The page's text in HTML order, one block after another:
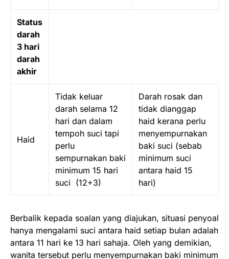
Status
darah
3 hari
darah
akhir
Haid
Tidak keluar
darah selama 12
hari dan dalam
tempoh suci tapi
perlu
sempurnakan baki
minimum 15 hari
suci (12+3)
Darah rosak dan
tidak dianggap
haid kerana perlu
menyempurnakan
baki suci (sebab
minimum suci
antara haid 15
hari)
Berbalik kepada soalan yang diajukan, situasi penyoal
hanya mengalami suci antara haid setiap bulan adalah
antara 11 hari ke 13 hari sahaja. Oleh yang demikian,
wanita tersebut perlu menyempurnakan baki minimum